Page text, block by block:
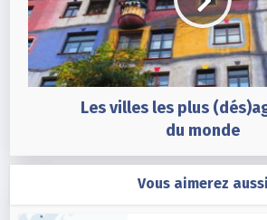
Les villes les plus
du monde
Vous aimerez aussi